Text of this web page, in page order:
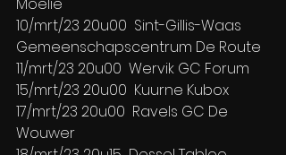
10/mrt/23 20u00  Sint-Gillis-Waas
Gemeenschapscentrum De Route
11/mrt/23 20u00  Wervik GC Forum
15/mrt/23 20u00  Kuurne Kubox
17/mrt/23 20u00  Ravels GC De
Wouwer